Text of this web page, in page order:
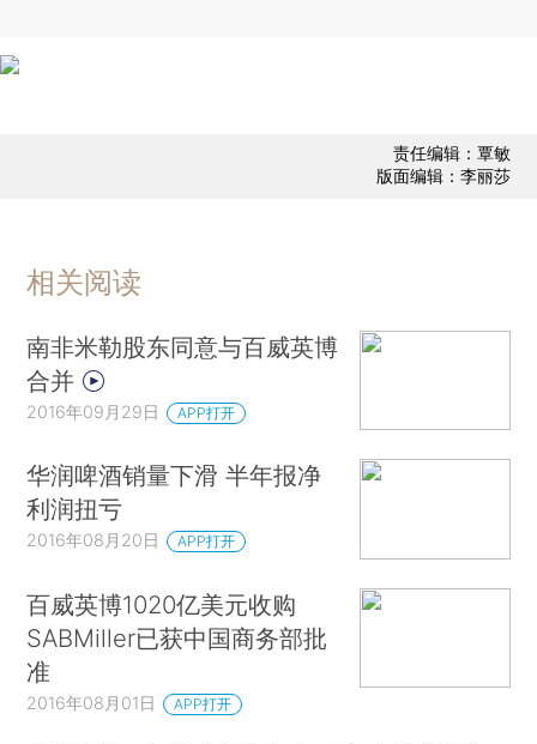
责任编辑：覃敏
版面编辑：李丽莎
相关阅读
南非米勒股东同意与百威英博
合并
2016年09月29日 APP打开
华润啤酒销量下滑 半年报净
利润扭亏
2016年08月20日 APP打开
百威英博1020亿美元收购
SABMiller已获中国商务部批
准
2016年08月01日 APP打开